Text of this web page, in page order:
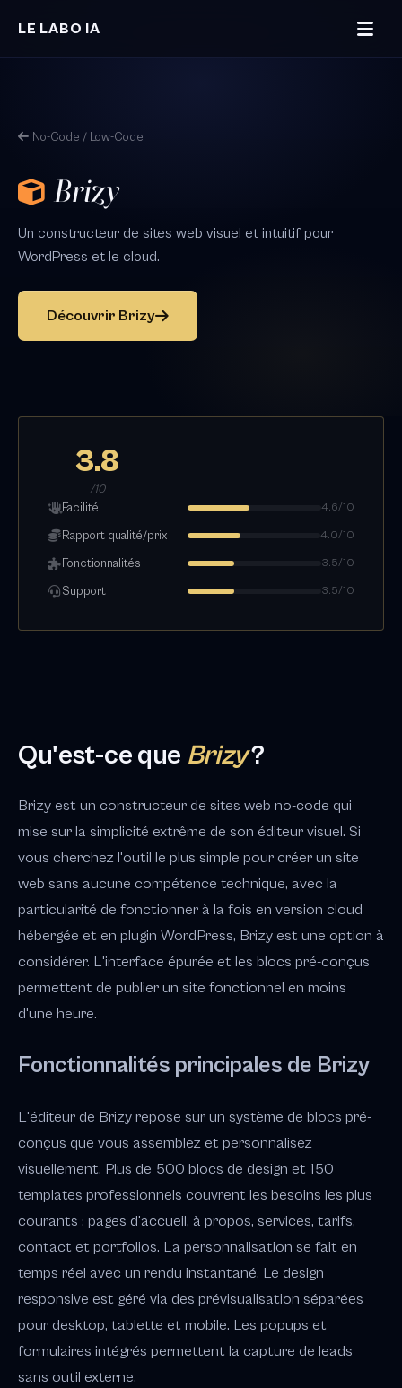
LE LABO IA
No-Code / Low-Code
Brizy
Un constructeur de sites web visuel et intuitif pour
WordPress et le cloud.
Découvrir Brizy
3.8
/10
Facilité 4.6/10
Rapport qualité/prix 4.0/10
Fonctionnalités 3.5/10
Support 3.5/10
Qu'est-ce que Brizy?
Brizy est un constructeur de sites web no-code qui
mise sur la simplicité extrême de son éditeur visuel. Si
vous cherchez l'outil le plus simple pour créer un site
web sans aucune compétence technique, avec la
particularité de fonctionner à la fois en version cloud
hébergée et en plugin WordPress, Brizy est une option à
considérer. L'interface épurée et les blocs pré-conçus
permettent de publier un site fonctionnel en moins
d'une heure.
Fonctionnalités principales de Brizy
L'éditeur de Brizy repose sur un système de blocs pré-
conçus que vous assemblez et personnalisez
visuellement. Plus de 500 blocs de design et 150
templates professionnels couvrent les besoins les plus
courants : pages d'accueil, à propos, services, tarifs,
contact et portfolios. La personnalisation se fait en
temps réel avec un rendu instantané. Le design
responsive est géré via des prévisualisation séparées
pour desktop, tablette et mobile. Les popups et
formulaires intégrés permettent la capture de leads
sans outil externe.